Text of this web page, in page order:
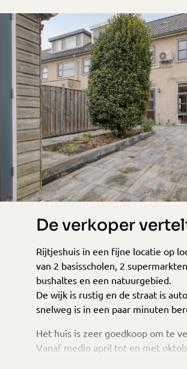
De verkoper
Rijtjeshuis in een fijne locatie op
van 2 basisscholen, 2
bushaltes en een natuurgebied.
De wijk is rustig en de straat is
snelweg is in een paar minuten
Het huis is zeer goedkoop om te
Vanaf medio april tot en met